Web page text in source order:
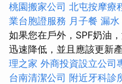
桃園搬家公司 北屯按摩療
業台胞證服務 月子餐 漏水
如果您在戶外，SPF奶油
迅速降低，並且應該更新
理之家 外商投資設立公司
台南清潔公司 附近牙科診